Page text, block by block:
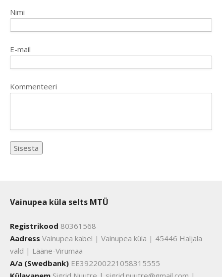
Nimi
E-mail
Kommenteeri
Vainupea küla selts MTÜ
Registrikood 80361568
Aadress Vainupea kabel | Vainupea küla | 45446 Haljala
vald | Lääne-Virumaa
A/a (Swedbank) EE392200221058315555